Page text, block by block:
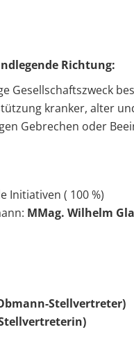
Richtung:
Gesellschaftszweck
kranker, alter
Gebrechen oder
Initiativen ( 100 %)
MMag. Wilhelm
Stellvertreter)